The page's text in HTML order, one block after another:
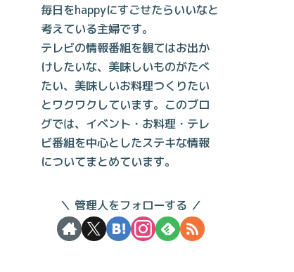
毎日をhappyにすごせたらいいなと
考えている主婦です。
テレビの情報番組を観てはお出か
けしたいな、美味しいものがたべ
たい、美味しいお料理つくりたい
とワクワクしています。このブロ
グでは、イベント・お料理・テレ
ビ番組を中心としたステキな情報
についてまとめています。
管理人をフォローする